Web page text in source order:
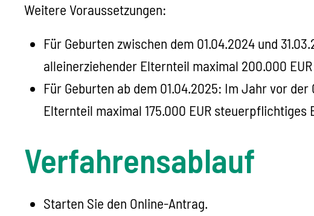
Weitere Voraussetzungen:
Für Geburten zwischen dem 01.04.2024 und
alleinerziehender Elternteil maximal 200.000
Für Geburten ab dem 01.04.2025: Im Jahr vor
Elternteil maximal 175.000 EUR steuerpflichtiges
Verfahrensablauf
Starten Sie den Online-Antrag.